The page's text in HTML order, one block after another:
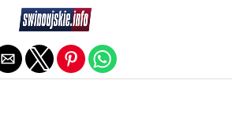
Exit mobile version